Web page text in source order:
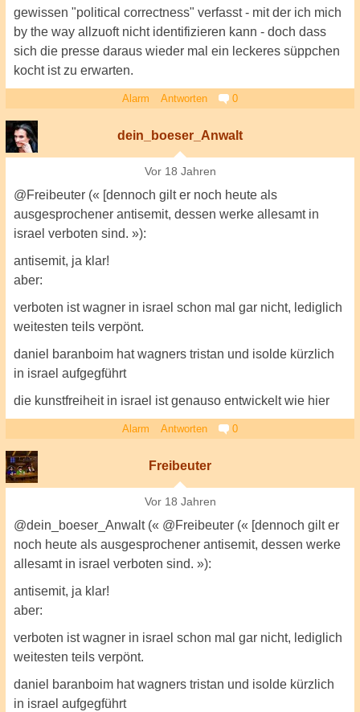
gewissen "political correctness" verfasst - mit der ich mich
by the way allzuoft nicht identifizieren kann - doch dass
sich die presse daraus wieder mal ein leckeres süppchen
kocht ist zu erwarten.
Alarm Antworten 0
dein_boeser_Anwalt
Vor 18 Jahren
@Freibeuter (« [dennoch gilt er noch heute als
ausgesprochener antisemit, dessen werke allesamt in
israel verboten sind. »):
antisemit, ja klar!
aber:
verboten ist wagner in israel schon mal gar nicht, lediglich
weitesten teils verpönt.
daniel baranboim hat wagners tristan und isolde kürzlich
in israel aufgegführt
die kunstfreiheit in israel ist genauso entwickelt wie hier
Alarm Antworten 0
Freibeuter
Vor 18 Jahren
@dein_boeser_Anwalt (« @Freibeuter (« [dennoch gilt er
noch heute als ausgesprochener antisemit, dessen werke
allesamt in israel verboten sind. »):
antisemit, ja klar!
aber:
verboten ist wagner in israel schon mal gar nicht, lediglich
weitesten teils verpönt.
daniel baranboim hat wagners tristan und isolde kürzlich
in israel aufgegführt